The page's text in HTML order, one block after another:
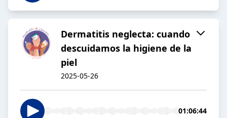
Dermatitis neglecta: cuando
descuidamos la higiene de la
piel
2025-05-26
01:06:44